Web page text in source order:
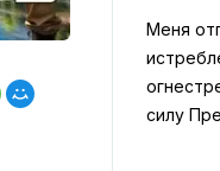
Меня
силу